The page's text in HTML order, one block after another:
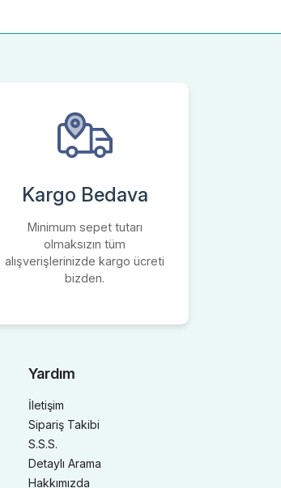
Kargo Bedava
Minimum sepet tutarı
olmaksızın tüm
alışverişlerinizde kargo ücreti
bizden.
Yardım
İletişim
Sipariş Takibi
S.S.S.
Detaylı Arama
Hakkımızda